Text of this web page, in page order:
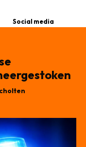
Social media